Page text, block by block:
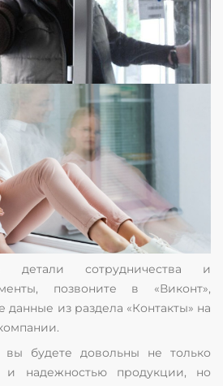
детали сотрудничества и
позвоните в «Виконт»,
данные из раздела «Контакты» на
будете довольны не только
и надежностью продукции, но